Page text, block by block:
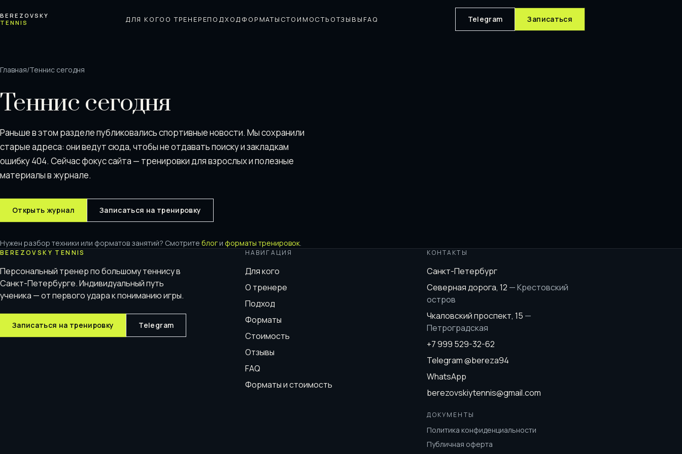
BEREZOVSKY
TENNIS
ДЛЯ КОГО О ТРЕНЕРЕПОДХОД ФОРМАТЫ СТОИМОСТЬ ОТЗЫВЫ FAQ Telegram Записаться
Главная/Теннис сегодня
Теннис сегодня
Раньше в этом разделе публиковались спортивные новости. Мы сохранили
старые адреса: они ведут сюда, чтобы не отдавать поискy и закладкам
ошибку 404. Сейчас фокус сайта — тренировки для взрослых и полезные
материалы в журнале.
Открыть журнал Записаться на тренировку
Нужен разбор техники или форматов занятий? Смотрите блог и форматы тренировок.
BEREZOVSKY TENNIS
Персональный тренер по большому теннису в
Санкт-Петербурге. Индивидуальный путь
ученика — от первого удара к пониманию игры.
Записаться на тренировку Telegram
НАВИГАЦИЯ
Для кого
О тренере
Подход
Форматы
Стоимость
Отзывы
FAQ
Форматы и стоимость
КОНТАКТЫ
Санкт-Петербург
Северная дорога, 12 —Крестовский
остров
Чкаловский проспект, 15 —
Петроградская
+7 999 529-32-62
Telegram@bereza94
WhatsApp
berezovskiytennis@gmail.com
ДОКУМЕНТЫ
Политика конфиденциальности
Публичная оферта